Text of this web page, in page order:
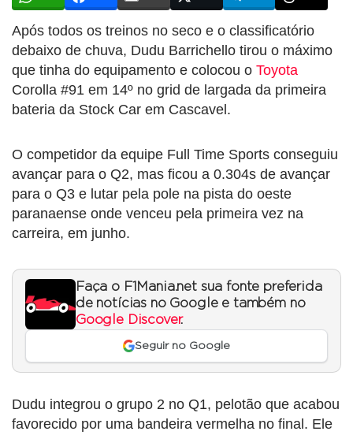
Após todos os treinos no seco e o classificatório
debaixo de chuva, Dudu Barrichello tirou o máximo
que tinha do equipamento e colocou o Toyota
Corolla #91 em 14º no grid de largada da primeira
bateria da Stock Car em Cascavel.
O competidor da equipe Full Time Sports conseguiu
avançar para o Q2, mas ficou a 0.304s de avançar
para o Q3 e lutar pela pole na pista do oeste
paranaense onde venceu pela primeira vez na
carreira, em junho.
Faça o F1Mania.net sua fonte preferida
de notícias no Google e também no
Google Discover.
Seguir no Google
Dudu integrou o grupo 2 no Q1, pelotão que acabou
favorecido por uma bandeira vermelha no final. Ele